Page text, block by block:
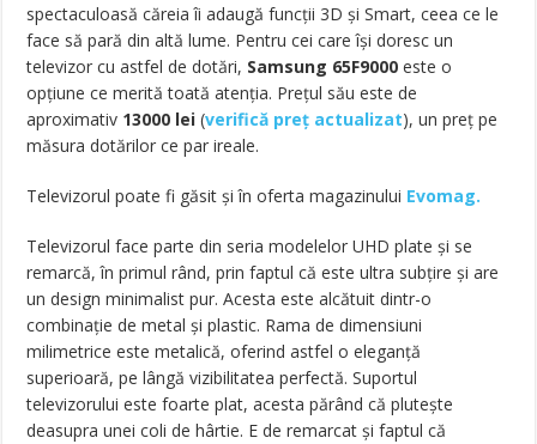
spectaculoasă căreia îi adaugă funcții 3D și Smart, ceea ce le
face să pară din altă lume. Pentru cei care își doresc un
televizor cu astfel de dotări, Samsung 65F9000 este o
opțiune ce merită toată atenția. Prețul său este de
aproximativ 13000 lei (verifică preț actualizat), un preț pe
măsura dotărilor ce par ireale.
Televizorul poate fi găsit și în oferta magazinului Evomag.
Televizorul face parte din seria modelelor UHD plate și se
remarcă, în primul rând, prin faptul că este ultra subțire și are
un design minimalist pur. Acesta este alcătuit dintr-o
combinație de metal și plastic. Rama de dimensiuni
milimetrice este metalică, oferind astfel o eleganță
superioară, pe lângă vizibilitatea perfectă. Suportul
televizorului este foarte plat, acesta părând că plutește
deasupra unei coli de hârtie. E de remarcat și faptul că